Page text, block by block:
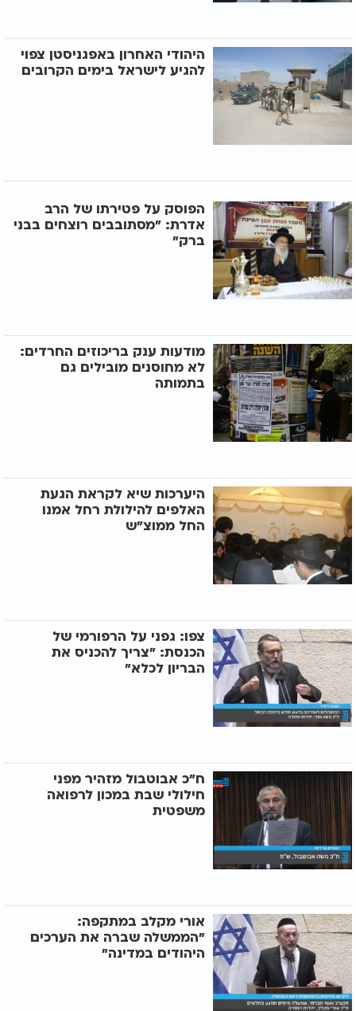
היהודי האחרון באפגניסטן צפוי
להגיע לישראל בימים הקרובים
הפוסק על פטירתו של הרב
אדרת: "מסתובבים רוצחים בבני
ברק"
מודעות ענק בריכוזים החרדים:
לא מחוסנים מובילים גם
בתמותה
היערכות שיא לקראת הגעת
האלפים להילולת רחל אמנו
החל ממוצ"ש
צפו: גפני על הרפורמי של
הכנסת: "צריך להכניס את
הבריון לכלא"
ח"כ אבוטבול מזהיר מפני
חילולי שבת במכון לרפואה
משפטית
אורי מקלב במתקפה:
"הממשלה שברה את הערכים
היהודים במדינה"